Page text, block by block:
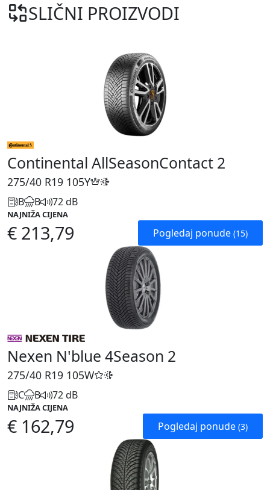
SLIČNI PROIZVODI
Continental AllSeasonContact 2
275/40 R19 105Y
B B 72 dB
NAJNIŽA CIJENA
€ 213,79 Pogledaj ponude (15)
Nexen N'blue 4Season 2
275/40 R19 105W
C B 72 dB
NAJNIŽA CIJENA
€ 162,79 Pogledaj ponude (3)